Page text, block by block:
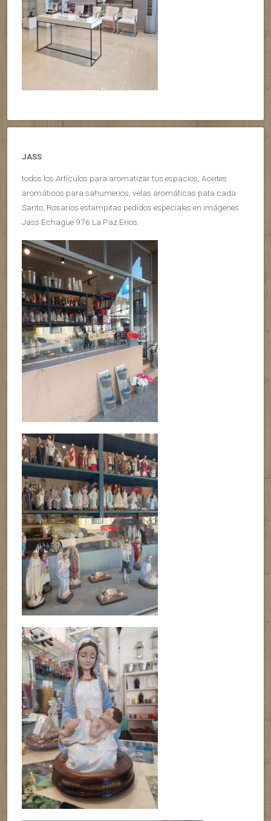
JASS
todos los Artículos para aromatizar tus espacios, Aceites
aromáticos para sahumerios, velas aromáticas pata cada
Santo, Rosarios estampitas pedidos especiales en imágenes
Jass Echague 976 La Paz Erios.